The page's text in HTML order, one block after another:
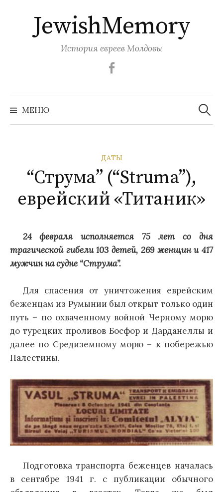
содержимому
JewishMemory
История евреев Молдовы
МЕНЮ Найти:
ДАТЫ
“Струма” (“Struma”),
еврейский «Титаник»
24 февраля исполняется 75 лет со дня
трагической гибели 103 детей, 269 женщин и 417
мужчин на судне “Струма”.
Для спасения от уничтожения еврейским
беженцам из Румынии был открыт только один
путь – по охваченному войной Черному морю
до турецких проливов Босфор и Дарданеллы и
далее по Средиземному морю – к побережью
Палестины.
Подготовка транспорта беженцев началась
в сентябре 1941 г. с публикации обычного